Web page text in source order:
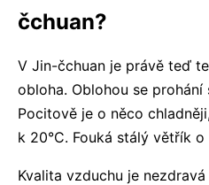
čchuan?
V Jin-čchuan je právě teď
obloha. Oblohou se prohání
Pocitově je o něco
k 20°C. Fouká stálý větřík
Kvalita vzduchu je